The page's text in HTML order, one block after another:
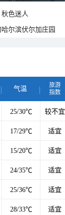
色迷人
尔滨伏尔加庄园
气温
旅游
指数
25/30℃ 较不宜
17/29℃ 适宜
15/20℃ 适宜
24/35℃ 适宜
25/36℃ 适宜
28/33℃ 适宜